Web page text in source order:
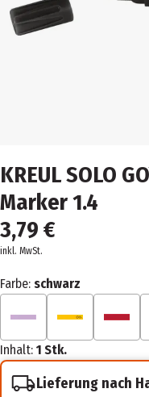
KREUL SOLO
Marker 1.4
3,79 €
inkl. MwSt.
Farbe: schwarz
Inhalt: 1 Stk.
Lieferung nach